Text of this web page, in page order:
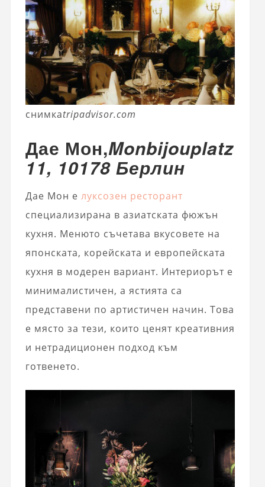
снимкаtripadvisor.com
Дае Мон,Monbijouplatz
11, 10178 Берлин
Дае Мон е луксозен ресторант
специализирана в азиатската фюжън
кухня. Менюто съчетава вкусовете на
японската, корейската и европейската
кухня в модерен вариант. Интериорът е
минималистичен, а ястията са
представени по артистичен начин. Това
е място за тези, които ценят креативния
и нетрадиционен подход към
готвенето.